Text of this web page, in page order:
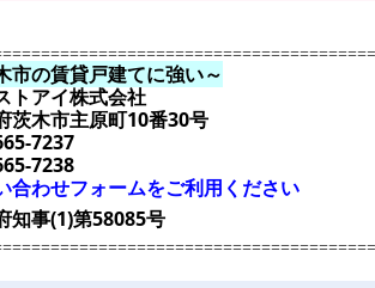
市の賃貸戸建てに強い～
トアイ株式会社
茨木市主原町10番30号
7237
7238
合わせフォームをご利用ください
知事(1)第58085号